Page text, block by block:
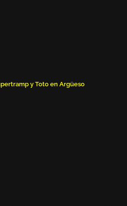
y Toto en Argüeso